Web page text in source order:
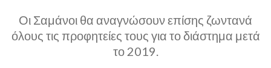
Οι Σαμάνοι θα αναγνώσουν επίσης ζωντανά
όλους τις προφητείες τους για το διάστημα μετά
το 2019.